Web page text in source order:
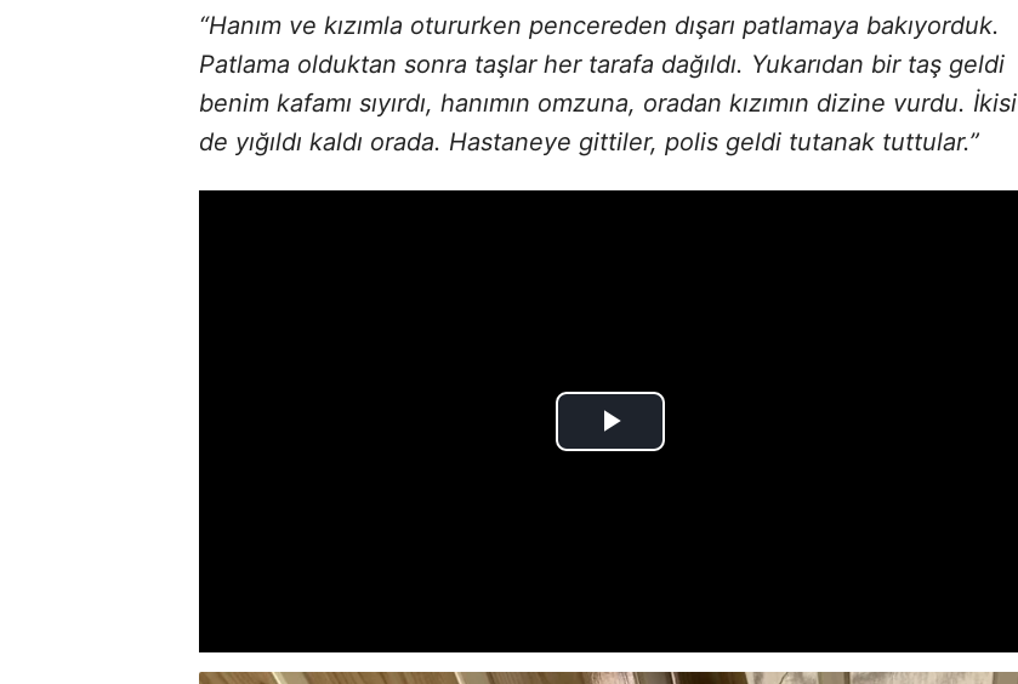
“Hanım ve kızımla otururken pencereden dışarı patlamaya bakıyorduk.
Patlama olduktan sonra taşlar her tarafa dağıldı. Yukarıdan bir taş geldi
benim kafamı sıyırdı, hanımın omzuna, oradan kızımın dizine vurdu. İkisi
de yığıldı kaldı orada. Hastaneye gittiler, polis geldi tutanak tuttular.”